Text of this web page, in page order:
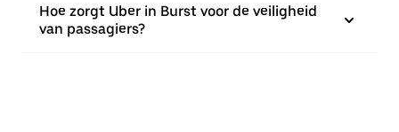
Hoe zorgt Uber in Burst voor de veiligheid
van passagiers?